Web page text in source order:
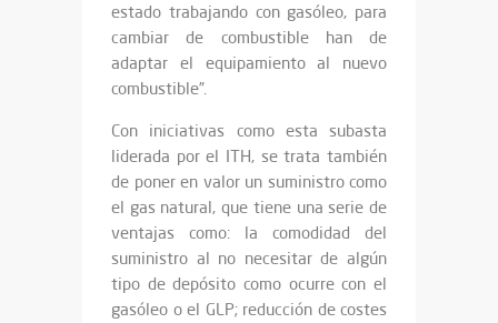
estado trabajando con gasóleo, para
cambiar de combustible han de
adaptar el equipamiento al nuevo
combustible”.
Con iniciativas como esta subasta
liderada por el ITH, se trata también
de poner en valor un suministro como
el gas natural, que tiene una serie de
ventajas como: la comodidad del
suministro al no necesitar de algún
tipo de depósito como ocurre con el
gasóleo o el GLP; reducción de costes